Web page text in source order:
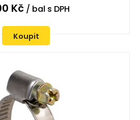
Kč/ bal s DPH
Koupit